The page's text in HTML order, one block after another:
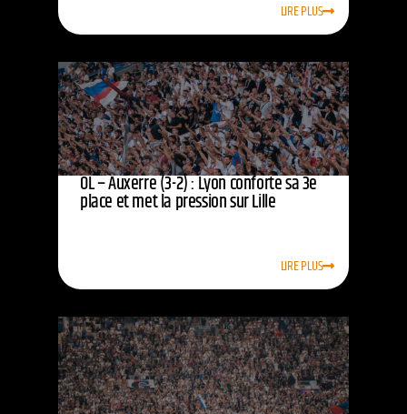
LIRE PLUS
OL – Auxerre (3-2) : Lyon conforte sa 3e
place et met la pression sur Lille
LIRE PLUS